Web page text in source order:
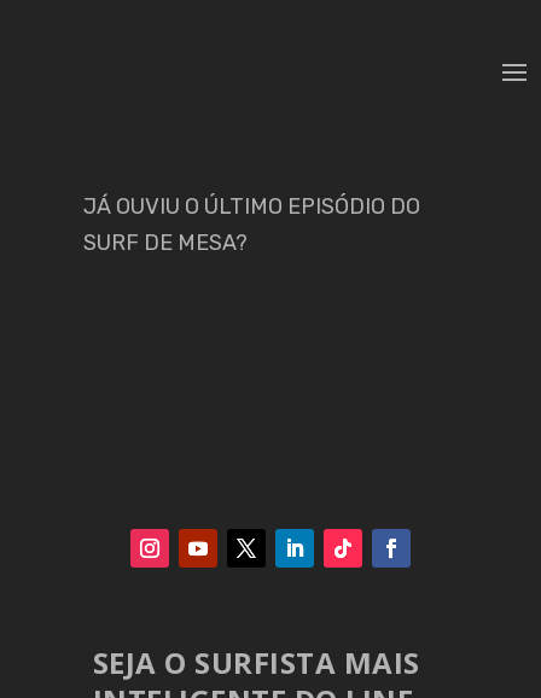
JÁ OUVIU O ÚLTIMO EPISÓDIO DO
SURF DE MESA?
SEJA O SURFISTA MAIS